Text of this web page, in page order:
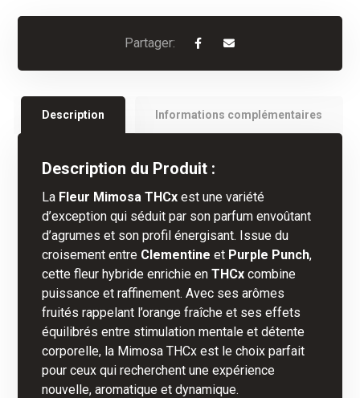
Description Informations complémentaires
Description du Produit :
La Fleur Mimosa THCx est une variété
d’exception qui séduit par son parfum envoûtant
d’agrumes et son profil énergisant. Issue du
croisement entre Clementine et Purple Punch,
cette fleur hybride enrichie enTHCx combine
puissance et raffinement. Avec ses arômes
fruités rappelant l’orange fraîche et ses effets
équilibrés entre stimulation mentale et détente
corporelle, la Mimosa THCx est le choix parfait
pour ceux qui recherchent une expérience
nouvelle, aromatique et dynamique.